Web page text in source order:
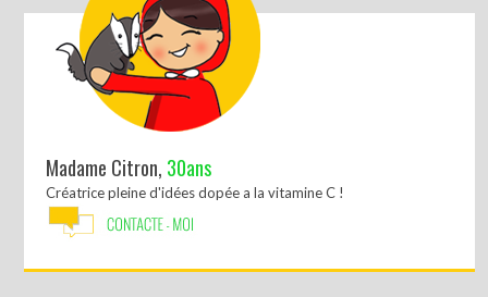
Madame Citron, 30ans
Créatrice pleine d'idées dopée a la vitamine C !